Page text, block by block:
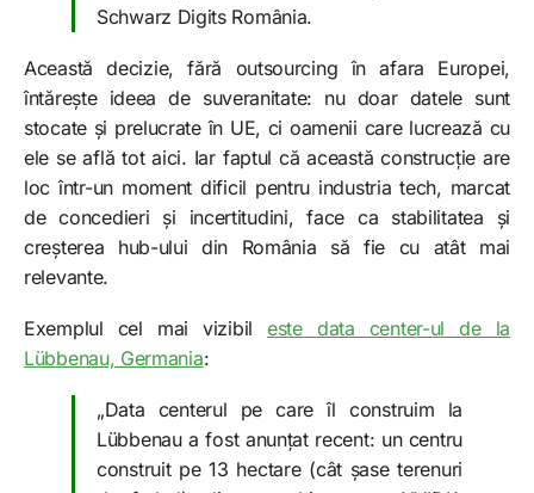
Schwarz Digits România.
Această decizie, fără outsourcing în afara Europei,
întărește ideea de suveranitate: nu doar datele sunt
stocate și prelucrate în UE, ci oamenii care lucrează cu
ele se află tot aici. Iar faptul că această construcție are
loc într-un moment dificil pentru industria tech, marcat
de concedieri și incertitudini, face ca stabilitatea și
creșterea hub-ului din România să fie cu atât mai
relevante.
Exemplul cel mai vizibil este data center-ul de la
Lübbenau, Germania:
„Data centerul pe care îl construim la
Lübbenau a fost anunțat recent: un centru
construit pe 13 hectare (cât șase terenuri